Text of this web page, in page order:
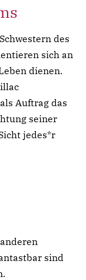
des
sich an
dienen.
Auftrag das
seiner
jedes*r
sind
incididunt
enim ad
ullamco
consequat.
consequat.
incididunt